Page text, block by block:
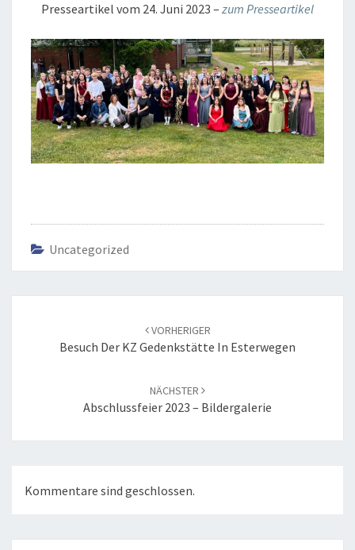
Presseartikel vom 24. Juni 2023 – zum Presseartikel
Uncategorized
VORHERIGER
Besuch Der KZ Gedenkstätte In Esterwegen
NÄCHSTER
Abschlussfeier 2023 – Bildergalerie
Kommentare sind geschlossen.